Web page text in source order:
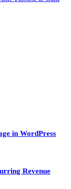
in WordPress
Revenue